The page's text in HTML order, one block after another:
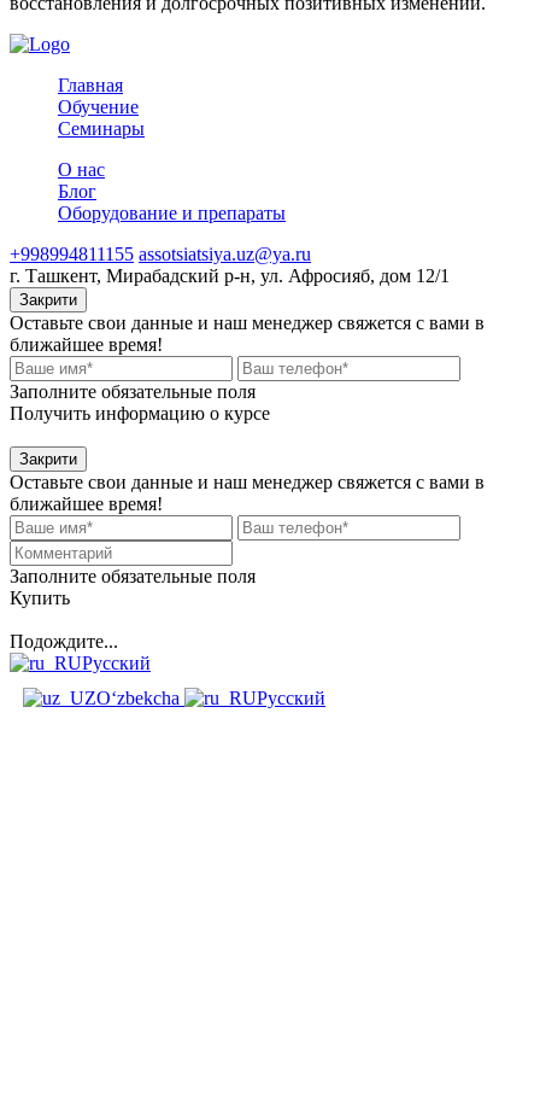
Главная
Обучение
Семинары
О нас
Блог
Оборудование и препараты
+998994811155 assotsiatsiya.uz@ya.ru
г. Ташкент, Мирабадский р-н, ул. Афросияб, дом 12/1
Закрити
Оставьте свои данные и наш менеджер свяжется с вами в
ближайшее время!
Заполните обязательные поля
Получить информацию о курсе
Закрити
Оставьте свои данные и наш менеджер свяжется с вами в
ближайшее время!
Заполните обязательные поля
Купить
Подождите...
Русский
O‘zbekcha
Русский